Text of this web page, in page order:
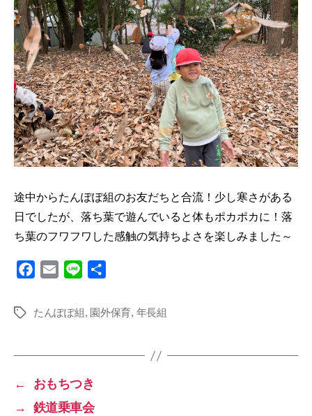
途中からたんぽぽ組のお友だちと合流！少し寒さがある
日でしたが、落ち葉で遊んでいると体もポカポカに！落
ち葉のフワフワした感触の気持ちよさを楽しみました～
o
o
タ
たんぽぽ組, 園外保育, 年長組
←
おもちつき
→
鉄道乗車会